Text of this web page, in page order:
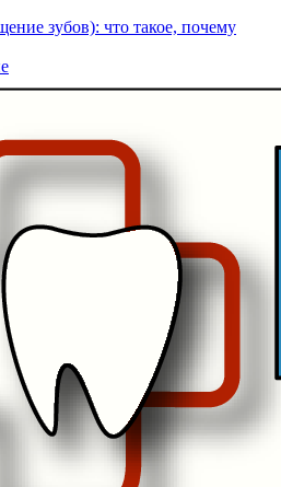
зубов): что такое, почему